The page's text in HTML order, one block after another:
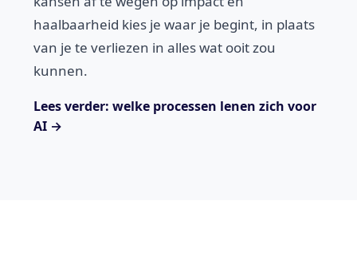
haalbaarheid kies je waar je begint, in plaats
van je te verliezen in alles wat ooit zou
kunnen.
Lees verder: welke processen lenen zich voor
AI →